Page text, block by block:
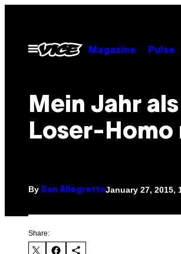
contentOpen
Menu
Magazine Pulse
Mein Jahr
Loser-Homo
By Dan AllegrettoJanuary 27, 2015,
Share: